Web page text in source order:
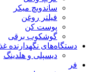
ساندویچ میکر
فیلتر روغن
پوست کن
گوشکوب برقی
دستگاه‌های نگهدارنده غذا
دیسپلی و هلدینگ
فر